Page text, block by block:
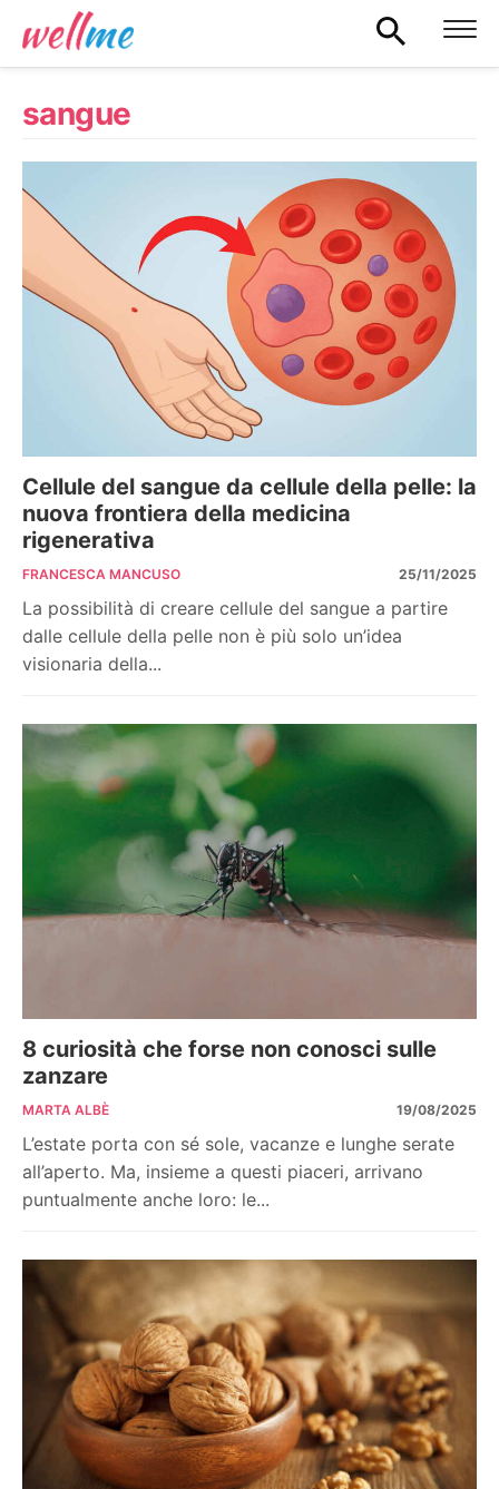
sangue
Cellule del sangue da cellule della pelle: la
nuova frontiera della medicina
rigenerativa
FRANCESCA MANCUSO 25/11/2025
La possibilità di creare cellule del sangue a partire
dalle cellule della pelle non è più solo un’idea
visionaria della...
8 curiosità che forse non conosci sulle
zanzare
MARTA ALBÈ 19/08/2025
L’estate porta con sé sole, vacanze e lunghe serate
all’aperto. Ma, insieme a questi piaceri, arrivano
puntualmente anche loro: le...